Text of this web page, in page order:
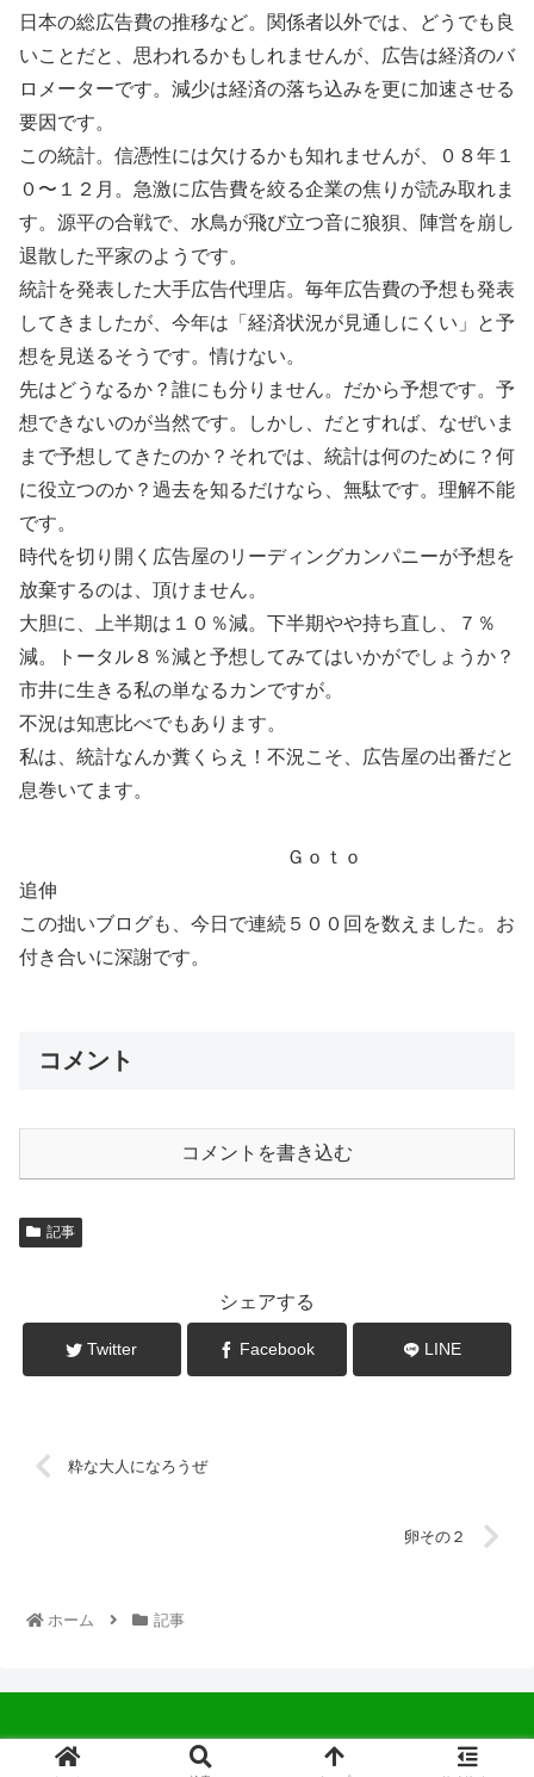
日本の総広告費の推移など。関係者以外では、どうでも良
いことだと、思われるかもしれませんが、広告は経済のバ
ロメーターです。減少は経済の落ち込みを更に加速させる
要因です。
この統計。信憑性には欠けるかも知れませんが、０８年１
０〜１２月。急激に広告費を絞る企業の焦りが読み取れま
す。源平の合戦で、水鳥が飛び立つ音に狼狽、陣営を崩し
退散した平家のようです。
統計を発表した大手広告代理店。毎年広告費の予想も発表
してきましたが、今年は「経済状況が見通しにくい」と予
想を見送るそうです。情けない。
先はどうなるか？誰にも分りません。だから予想です。予
想できないのが当然です。しかし、だとすれば、なぜいま
まで予想してきたのか？それでは、統計は何のために？何
に役立つのか？過去を知るだけなら、無駄です。理解不能
です。
時代を切り開く広告屋のリーディングカンパニーが予想を
放棄するのは、頂けません。
大胆に、上半期は１０％減。下半期やや持ち直し、７％
減。トータル８％減と予想してみてはいかがでしょうか？
市井に生きる私の単なるカンですが。
不況は知恵比べでもあります。
私は、統計なんか糞くらえ！不況こそ、広告屋の出番だと
息巻いてます。
Ｇｏｔｏ
追伸
この拙いブログも、今日で連続５００回を数えました。お
付き合いに深謝です。
コメント
コメントを書き込む
記事
シェアする
Twitter Facebook LINE
粋な大人になろうぜ
卵その２
ホーム 記事
© 2022 中広会長ブログ.